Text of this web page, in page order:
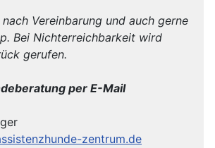
Vereinbarung und auch gerne
Bei Nichterreichbarkeit wird
gerufen.
per E-Mail
zentrum.de